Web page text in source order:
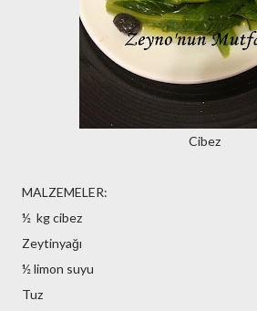
Cibez
MALZEMELER:
½ kg cibez
Zeytinyağı
½ limon suyu
Tuz